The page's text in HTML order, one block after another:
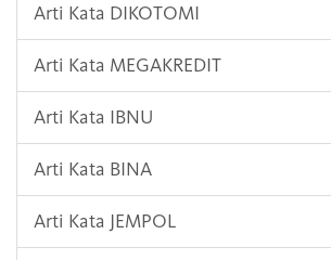
Arti Kata DIKOTOMI
Arti Kata MEGAKREDIT
Arti Kata IBNU
Arti Kata BINA
Arti Kata JEMPOL